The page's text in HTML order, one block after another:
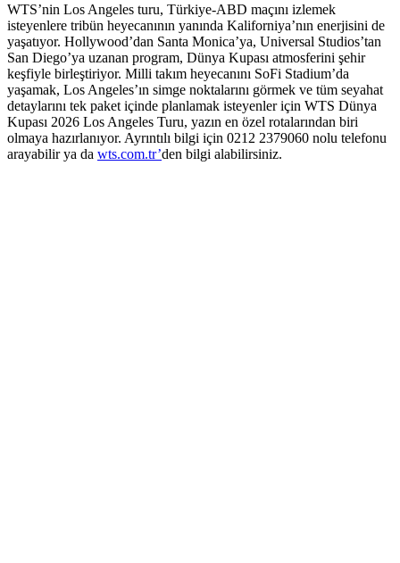
WTS’nin Los Angeles turu, Türkiye-ABD maçını izlemek
isteyenlere tribün heyecanının yanında Kaliforniya’nın enerjisini de
yaşatıyor. Hollywood’dan Santa Monica’ya, Universal Studios’tan
San Diego’ya uzanan program, Dünya Kupası atmosferini şehir
keşfiyle birleştiriyor. Milli takım heyecanını SoFi Stadium’da
yaşamak, Los Angeles’ın simge noktalarını görmek ve tüm seyahat
detaylarını tek paket içinde planlamak isteyenler için WTS Dünya
Kupası 2026 Los Angeles Turu, yazın en özel rotalarından biri
olmaya hazırlanıyor. Ayrıntılı bilgi için 0212 2379060 nolu telefonu
arayabilir ya da wts.com.tr’den bilgi alabilirsiniz.